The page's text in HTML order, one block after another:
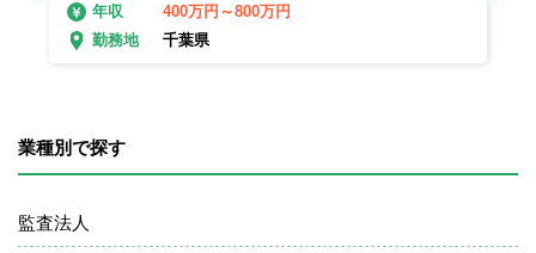
年収
400万円～800万円
勤務地
千葉県
業種別で探す
監査法人